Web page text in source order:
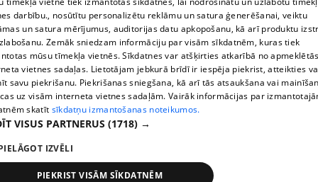
TV programma
Līguma noteikumi
360 Ziņu kontakti
Helio Media
Portāla palīdzības dienests: e-pasts -
All rights reserved.
darbību., nosūtītu personalizētu reklāmu un satura ģenerēšanai, veiktu
un satura mērījumus, auditorijas datu apkopošanu, kā arī produktu
Zemāk sniedzam informāciju par visām sīkdatnēm, kuras tiek
mūsu tīmekļa vietnēs. Sīkdatnes var atšķirties atkarībā no
vietnes sadaļas. Lietotājam jebkurā brīdī ir iespēja piekrist, atteikties
savu piekrišanu. Piekrišanas sniegšana, kā arī tās atsaukšana vai
uz visām interneta vietnes sadaļām. Vairāk informācijas par
skatīt sīkdatņu izmantošanas noteikumos.
VISUS PARTNERUS (1718) →
IZVĒLI
PIEKRIST VISĀM SĪKDATNĒM